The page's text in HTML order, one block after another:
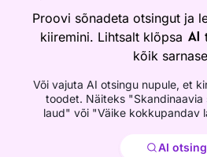
Proovi sõnadeta otsingut ja
kiiremini. Lihtsalt klõpsa
kõik
Või vajuta AI otsingu nupule, et
toodet. Näiteks "Skandinaavia
laud" või "Väike kokkupandav
AI otsing